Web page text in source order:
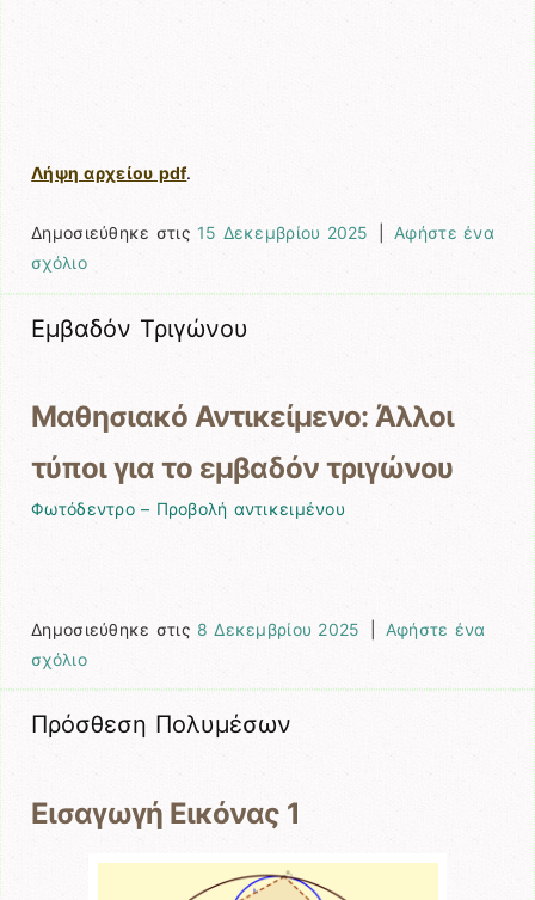
Λήψη αρχείου pdf.
Δημοσιεύθηκε στις 15 Δεκεμβρίου 2025
Αφήστε ένα
σχόλιο
Εμβαδόν Τριγώνου
Μαθησιακό Αντικείμενο: Άλλοι
τύποι για το εμβαδόν τριγώνου
Φωτόδεντρο – Προβολή αντικειμένου
Δημοσιεύθηκε στις 8 Δεκεμβρίου 2025
Αφήστε ένα
σχόλιο
Πρόσθεση Πολυμέσων
Εισαγωγή Εικόνας 1